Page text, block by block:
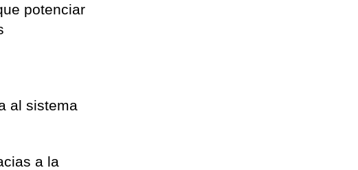
potenciar
al sistema
a la